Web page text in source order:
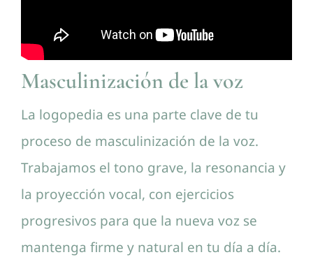
Masculinización de la voz
La logopedia es una parte clave de tu
proceso de masculinización de la voz.
Trabajamos el tono grave, la resonancia y
la proyección vocal, con ejercicios
progresivos para que la nueva voz se
mantenga firme y natural en tu día a día.